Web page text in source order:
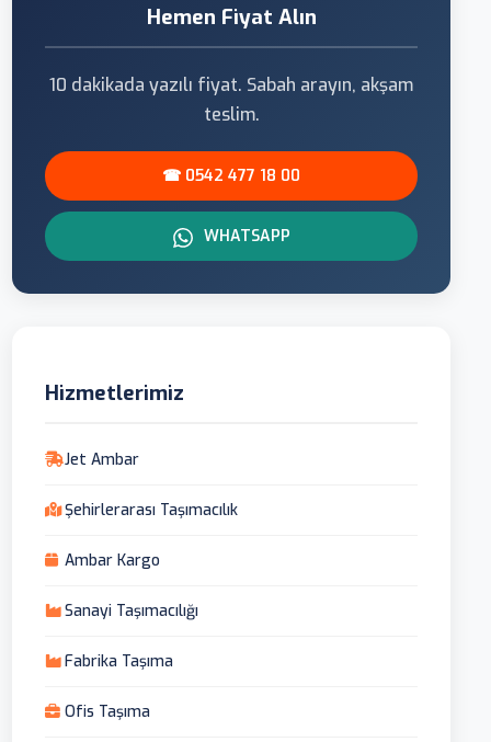
Hemen Fiyat Alın
10 dakikada yazılı fiyat. Sabah arayın, akşam
teslim.
☎ 0542 477 18 00
WHATSAPP
Hizmetlerimiz
Jet Ambar
Şehirlerarası Taşımacılık
Ambar Kargo
Sanayi Taşımacılığı
Fabrika Taşıma
Ofis Taşıma